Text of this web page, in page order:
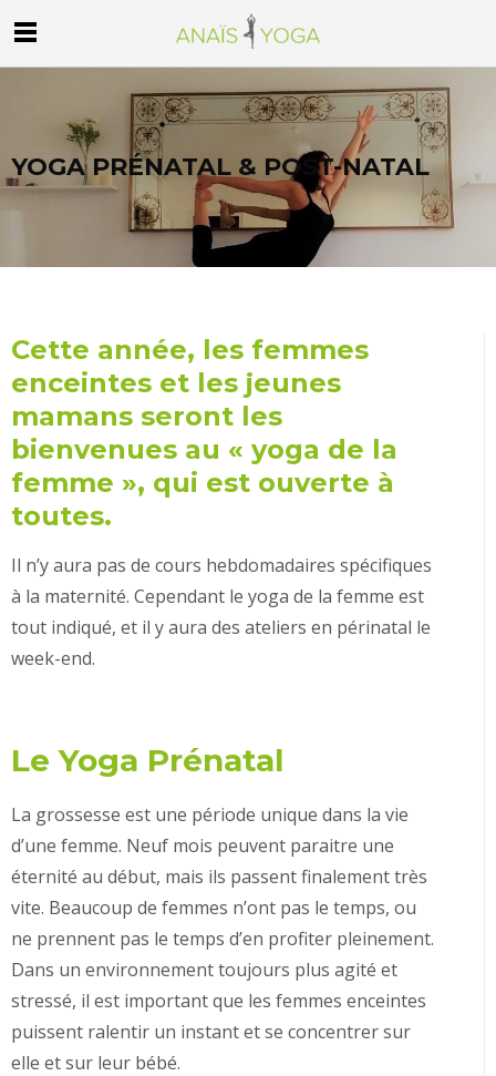
YOGA PRÉNATAL & POST-NATAL
Cette année, les femmes
enceintes et les jeunes
mamans seront les
bienvenues au « yoga de la
femme », qui est ouverte à
toutes.
Il n’y aura pas de cours hebdomadaires spécifiques
à la maternité. Cependant le yoga de la femme est
tout indiqué, et il y aura des ateliers en périnatal le
week-end.
Le Yoga Prénatal
La grossesse est une période unique dans la vie
d’une femme. Neuf mois peuvent paraitre une
éternité au début, mais ils passent finalement très
vite. Beaucoup de femmes n’ont pas le temps, ou
ne prennent pas le temps d’en profiter pleinement.
Dans un environnement toujours plus agité et
stressé, il est important que les femmes enceintes
puissent ralentir un instant et se concentrer sur
elle et sur leur bébé.